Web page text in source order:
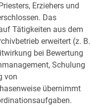
Erziehers und
Das
Tätigkeiten aus dem
erweitert (z. B.
bei Bewertung
Schulung
von
übernimmt